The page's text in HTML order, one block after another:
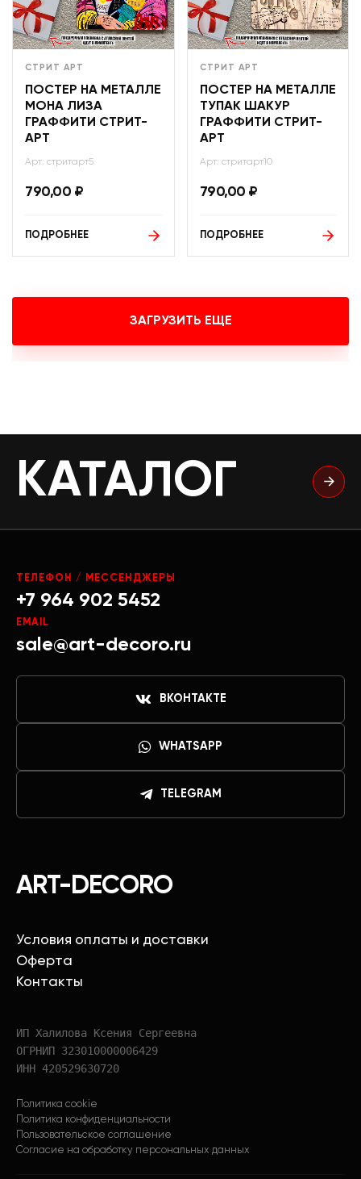
СТРИТ АРТ
ПОСТЕР НА МЕТАЛЛЕ
МОНА ЛИЗА
ГРАФФИТИ СТРИТ-
АРТ
Арт: стритарт5
790,00 ₽
ПОДРОБНЕЕ
СТРИТ АРТ
ПОСТЕР НА МЕТАЛЛЕ
ТУПАК ШАКУР
ГРАФФИТИ СТРИТ-
АРТ
Арт: стритарт10
790,00 ₽
ПОДРОБНЕЕ
ЗАГРУЗИТЬ ЕЩЕ
КАТАЛОГ
ART-DECORO
Условия оплаты и доставки
Оферта
Контакты
ИП Халилова Ксения Сергеевна
ОГРНИП 323010000006429
ИНН 420529630720
Политика cookie
Политика конфиденциальности
Пользовательское соглашение
Согласие на обработку персональных данных
ТЕЛЕФОН / МЕССЕНДЖЕРЫ
+7 964 902 5452
EMAIL
sale@art-decoro.ru
ВКОНТАКТЕ
WHATSAPP
TELEGRAM